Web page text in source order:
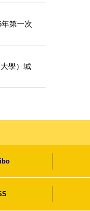
第一次
學）城